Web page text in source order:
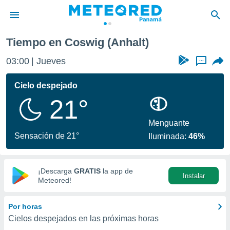
de
ha
calidad.
a este
las
y
digital
basada
Tiempo en Coswig (Anhalt)
03:00 Jueves ...
Cielo despejado
21°
Sensación de 21°
Menguante
Iluminada:46%
¡Descarga GRATIS la app de
Meteored!
Instalar
Por horas
Cielos despejados en las próximas horas